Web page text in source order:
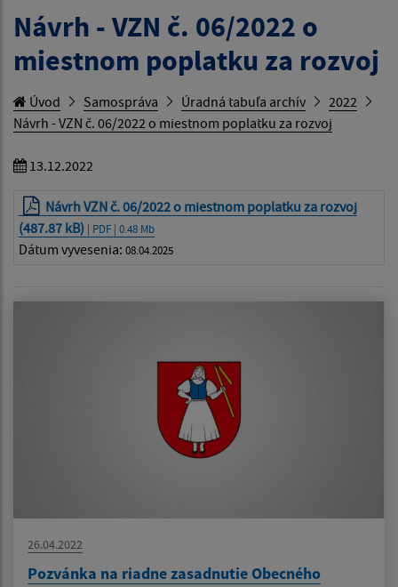
Návrh - VZN č. 06/2022 o
miestnom poplatku za rozvoj
Úvod Samospráva Úradná tabuľa archív
2022
Návrh - VZN č. 06/2022 o miestnom poplatku za rozvoj
13.12.2022
Návrh VZN č. 06/2022 o miestnom poplatku za rozvoj
(487.87 kB) | PDF | 0.48 Mb
Dátum vyvesenia: 08.04.2025
26.04.2022
Pozvánka na riadne zasadnutie Obecného